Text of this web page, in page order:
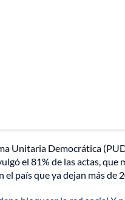
Unitaria Democrática
el 81% de las actas,
el país que ya dejan más de